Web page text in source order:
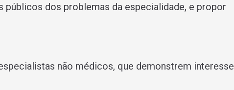
dos problemas da especialidade, e propor
não médicos, que demonstrem interesse